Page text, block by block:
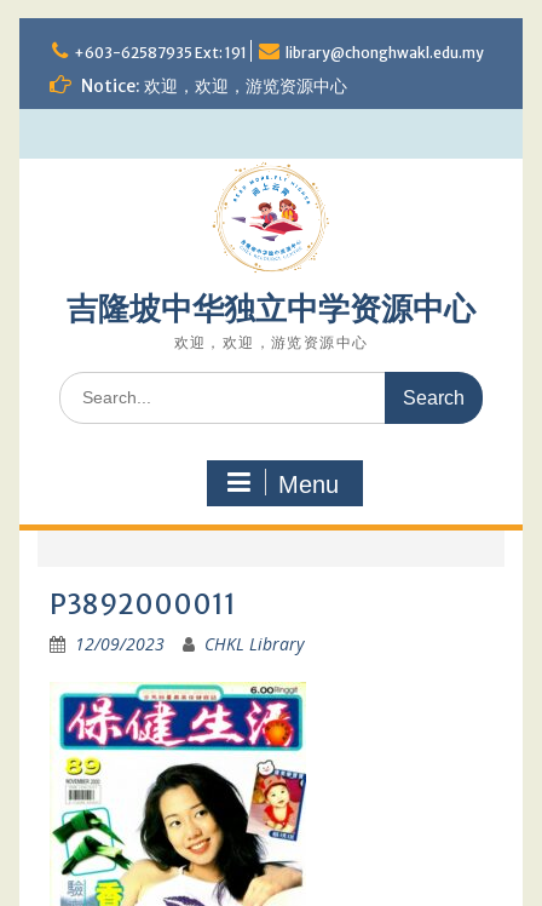
to
content
+603-62587935 Ext: 191 library@chonghwakl.edu.my
Notice: 欢迎，欢迎，游览资源中心
吉隆坡中华独立中学资源中心
欢迎，欢迎，游览资源中心
Search
for:
Menu
P3892000011
12/09/2023 CHKL Library